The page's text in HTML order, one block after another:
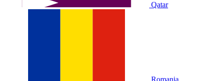
Qatar
Romania